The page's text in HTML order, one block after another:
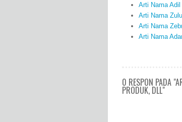
Arti Nama
Arti Nama
Arti Nama
Arti Nama
0 RESPON PADA
PRODUK, DLL"